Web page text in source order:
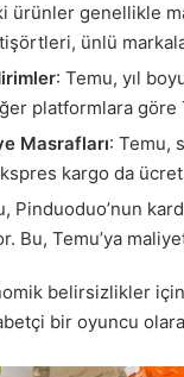
ürünler genellikle
ünlü
: Temu, yıl
platformlara göre
Masrafları: Temu,
kargo da
Pinduoduo’nun
Bu, Temu’ya
belirsizlikler
bir oyuncu